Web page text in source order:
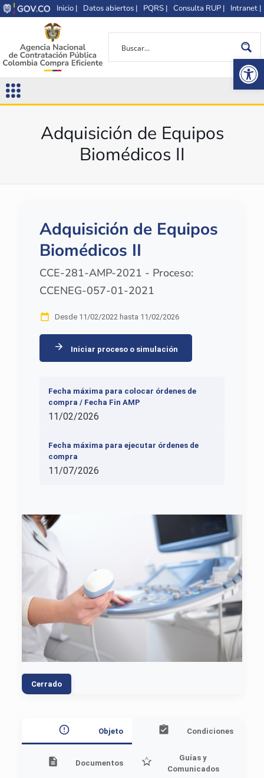
Inicio | Datos abiertos | PQRS | Consulta RUP | Intranet |
Adquisición de Equipos
Biomédicos II
Adquisición de Equipos
Biomédicos II
CCE-281-AMP-2021 - Proceso:
CCENEG-057-01-2021
Desde 11/02/2022 hasta 11/02/2026
Iniciar proceso o simulación
Fecha máxima para colocar órdenes de
compra / Fecha Fin AMP
11/02/2026
Fecha máxima para ejecutar órdenes de
compra
11/07/2026
Cerrado
Objeto Condiciones
Documentos
Guías y
Comunicados